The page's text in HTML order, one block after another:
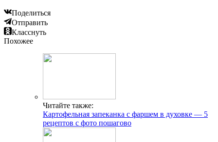
Поделиться
Отправить
Класснуть
Похожее
Читайте также:
Картофельная запеканка с фаршем в духовке — 5
рецептов с фото пошагово